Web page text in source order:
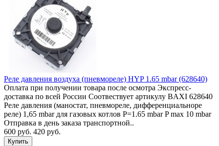
Реле давления воздуха (пневмореле) HYP 1.65 mbar (628640)
Оплата при получении товара после осмотра Экспресс-
доставка по всей России Соотвествует артикулу BAXI 628640
Реле давления (маностат, пневмореле, дифференциальноре
реле) 1,65 mbar для газовых котлов P=1.65 mbar P max 10 mbar
Отправка в день заказа транспортной..
600 руб. 420 руб.